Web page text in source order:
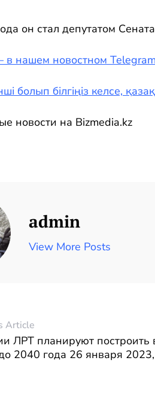
он стал депутатом
нашем новостном
болып білгіңіз келсе,
новости на Bizmedia.kz
admin
View More Posts
Article
ЛРТ планируют построить
2040 года 26 января 2023,